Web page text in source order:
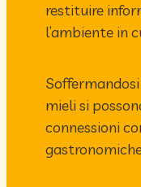
restituire
l’ambiente in
mieli si
connessioni